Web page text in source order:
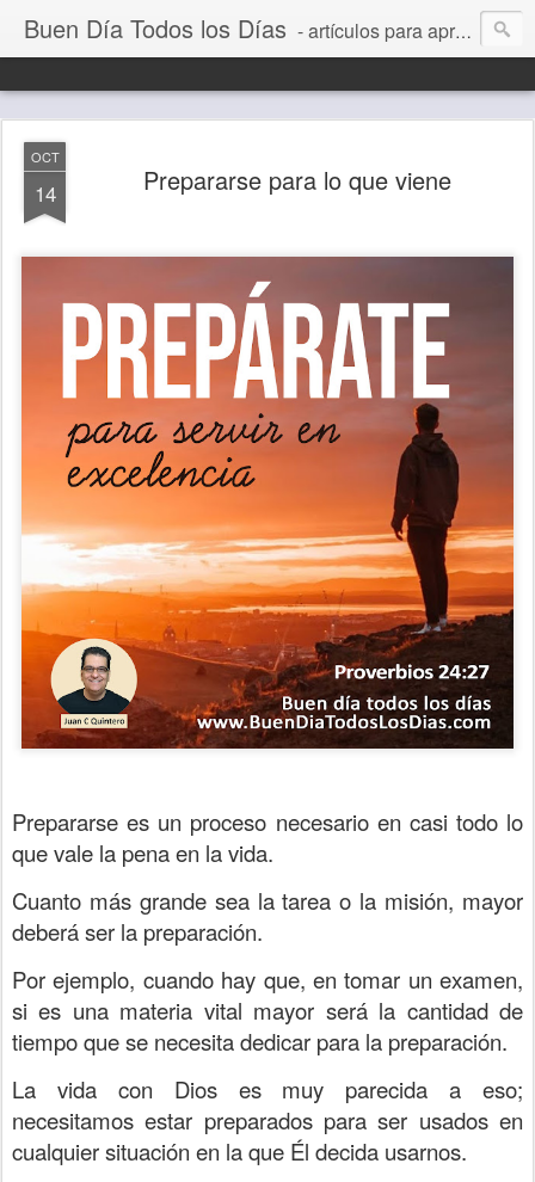
Buen Día Todos los Días - artículos para aprender a vivir mejor, un día a la vez. Por Juan C Quintero
OCT
14 Prepararse para lo que viene
Prepararse es un proceso necesario en casi todo lo
que vale la pena en la vida.
Cuanto más grande sea la tarea o la misión, mayor
deberá ser la preparación.
Por ejemplo, cuando hay que, en tomar un examen,
si es una materia vital mayor será la cantidad de
tiempo que se necesita dedicar para la preparación.
La vida con Dios es muy parecida a eso;
necesitamos estar preparados para ser usados en
cualquier situación en la que Él decida usarnos.